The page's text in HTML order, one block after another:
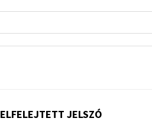
ELFELEJTETT JELSZÓ